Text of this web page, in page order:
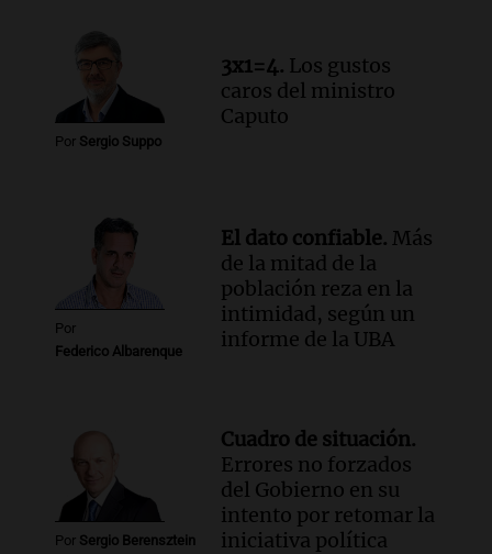
Por Sergio Suppo
3x1=4. Los gustos
caros del ministro
Caputo
Por
Federico Albarenque
El dato confiable. Más
de la mitad de la
población reza en la
intimidad, según un
informe de la UBA
Por Sergio Berensztein
Cuadro de situación.
Errores no forzados
del Gobierno en su
intento por retomar la
iniciativa política